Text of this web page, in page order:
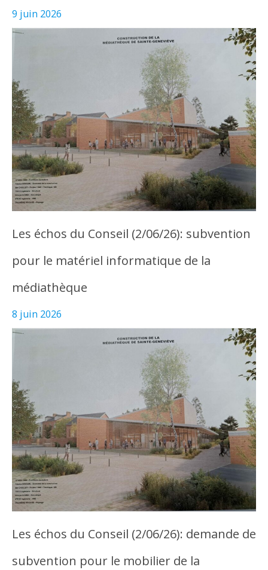
9 juin 2026
Les échos du Conseil (2/06/26): subvention
pour le matériel informatique de la
médiathèque
8 juin 2026
Les échos du Conseil (2/06/26): demande de
subvention pour le mobilier de la